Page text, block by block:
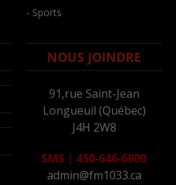
- Sports
NOUS JOINDRE
91,rue Saint-Jean
Longueuil (Québec)
J4H 2W8
SMS | 450-646-6800
admin@fm1033.ca